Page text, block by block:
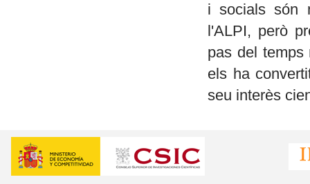
i socials són
l'ALPI, però
pas del temps
els ha
seu interès